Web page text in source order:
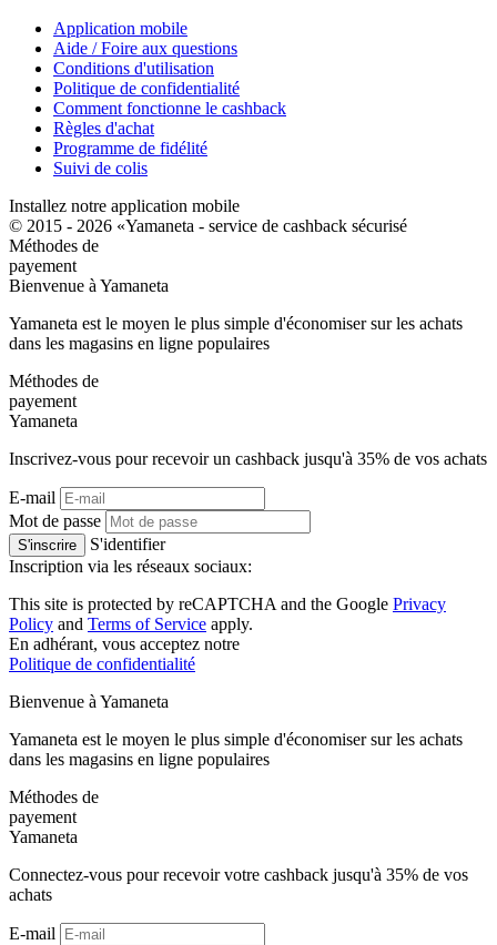
Application mobile
Aide / Foire aux questions
Conditions d'utilisation
Politique de confidentialité
Comment fonctionne le cashback
Règles d'achat
Programme de fidélité
Suivi de colis
Installez notre application mobile
© 2015 - 2026 «Yamaneta - service de cashback sécurisé
Méthodes de
payement
Bienvenue à Yamaneta
Yamaneta est le moyen le plus simple d'économiser sur les achats
dans les magasins en ligne populaires
Méthodes de
payement
Yamaneta
Inscrivez-vous pour recevoir un cashback jusqu'à 35% de vos achats
E-mail
Mot de passe
S'inscrire
S'identifier
Inscription via les réseaux sociaux:
This site is protected by reCAPTCHA and the Google Privacy
Policy and Terms of Service apply.
En adhérant, vous acceptez notre
Politique de confidentialité
Bienvenue à Yamaneta
Yamaneta est le moyen le plus simple d'économiser sur les achats
dans les magasins en ligne populaires
Méthodes de
payement
Yamaneta
Connectez-vous pour recevoir votre cashback jusqu'à 35% de vos
achats
E-mail